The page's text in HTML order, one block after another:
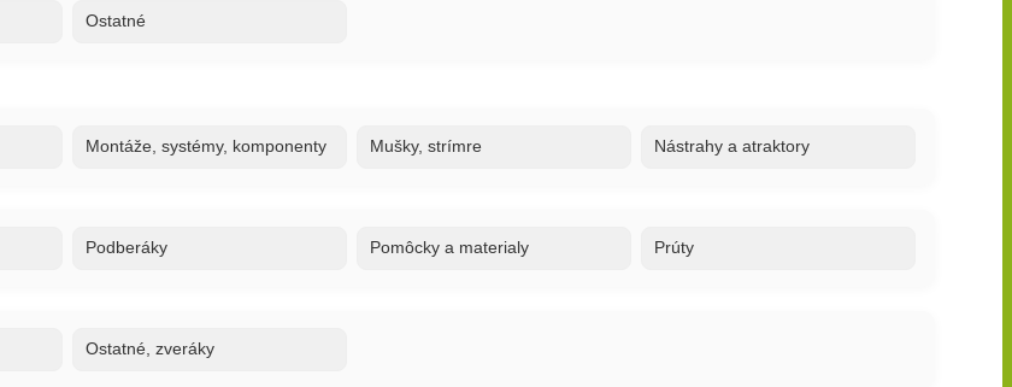
Ostatné
Montáže, systémy, komponenty Mušky, strímre Nástrahy a atraktory
Podberáky Pomôcky a materialy Prúty
Ostatné, zveráky